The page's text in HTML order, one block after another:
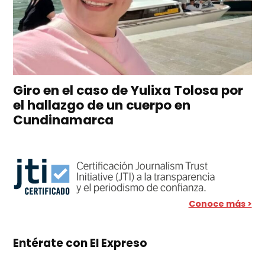
Giro en el caso de Yulixa Tolosa por
el hallazgo de un cuerpo en
Cundinamarca
Conoce más >
Entérate con El Expreso